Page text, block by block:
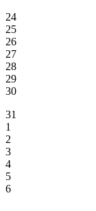
24
25
26
27
28
29
30
31
1
2
3
4
5
6